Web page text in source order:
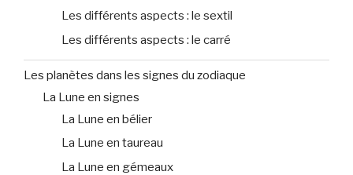
Les différents aspects : le sextil
Les différents aspects : le carré
Les planètes dans les signes du zodiaque
La Lune en signes
La Lune en bélier
La Lune en taureau
La Lune en gémeaux